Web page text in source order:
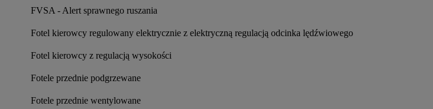
FVSA - Alert sprawnego ruszania
Fotel kierowcy regulowany elektrycznie z elektryczną regulacją odcinka lędźwiowego
Fotel kierowcy z regulacją wysokości
Fotele przednie podgrzewane
Fotele przednie wentylowane